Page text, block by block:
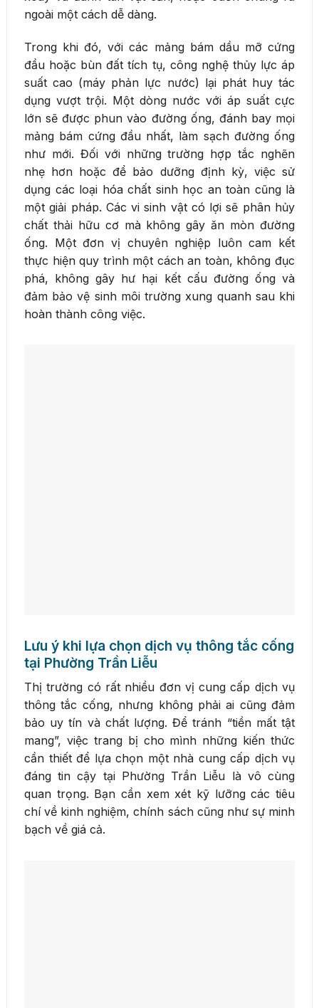
ngoài một cách dễ dàng.
Trong khi đó, với các mảng bám dầu mỡ cứng
đầu hoặc bùn đất tích tụ, công nghệ thủy lực áp
suất cao (máy phản lực nước) lại phát huy tác
dụng vượt trội. Một dòng nước với áp suất cực
lớn sẽ được phun vào đường ống, đánh bay mọi
mảng bám cứng đầu nhất, làm sạch đường ống
như mới. Đối với những trường hợp tắc nghẽn
nhẹ hơn hoặc để bảo dưỡng định kỳ, việc sử
dụng các loại hóa chất sinh học an toàn cũng là
một giải pháp. Các vi sinh vật có lợi sẽ phân hủy
chất thải hữu cơ mà không gây ăn mòn đường
ống. Một đơn vị chuyên nghiệp luôn cam kết
thực hiện quy trình một cách an toàn, không đục
phá, không gây hư hại kết cấu đường ống và
đảm bảo vệ sinh môi trường xung quanh sau khi
hoàn thành công việc.
Lưu ý khi lựa chọn dịch vụ thông tắc cống
tại Phường Trần Liễu
Thị trường có rất nhiều đơn vị cung cấp dịch vụ
thông tắc cống, nhưng không phải ai cũng đảm
bảo uy tín và chất lượng. Để tránh “tiền mất tật
mang”, việc trang bị cho mình những kiến thức
cần thiết để lựa chọn một nhà cung cấp dịch vụ
đáng tin cậy tại Phường Trần Liễu là vô cùng
quan trọng. Bạn cần xem xét kỹ lưỡng các tiêu
chí về kinh nghiệm, chính sách cũng như sự minh
bạch về giá cả.